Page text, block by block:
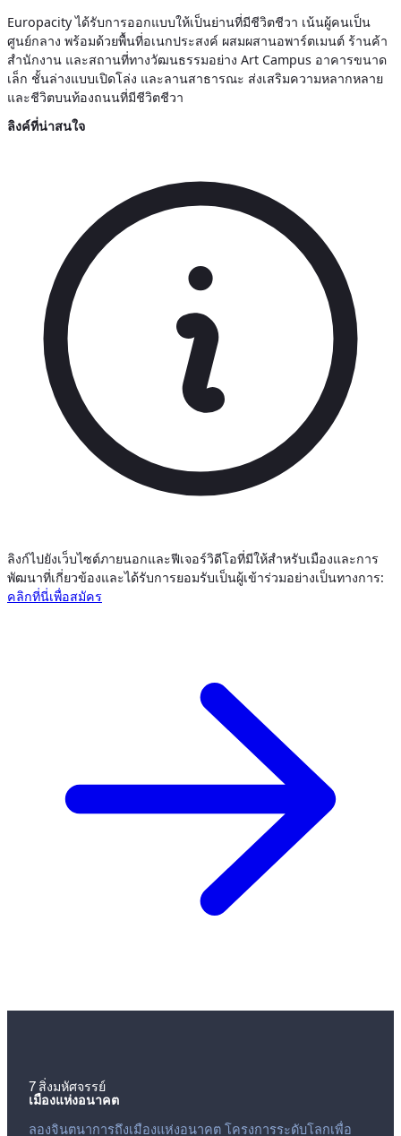
Europacity ได้รับการออกแบบให้เป็นย่านที่มีชีวิตชีวา เน้นผู้คนเป็น
ศูนย์กลาง พร้อมด้วยพื้นที่อเนกประสงค์ ผสมผสานอพาร์ตเมนต์ ร้านค้า
สำนักงาน และสถานที่ทางวัฒนธรรมอย่าง Art Campus อาคารขนาด
เล็ก ชั้นล่างแบบเปิดโล่ง และลานสาธารณะ ส่งเสริมความหลากหลาย
และชีวิตบนท้องถนนที่มีชีวิตชีวา
ลิงค์ที่น่าสนใจ
ลิงก์ไปยังเว็บไซต์ภายนอกและฟีเจอร์วิดีโอที่มีให้สำหรับเมืองและการ
พัฒนาที่เกี่ยวข้องและได้รับการยอมรับเป็นผู้เข้าร่วมอย่างเป็นทางการ:
คลิกที่นี่เพื่อสมัคร
7 สิ่งมหัศจรรย์
เมืองแห่งอนาคต
ลองจินตนาการถึงเมืองแห่งอนาคต โครงการระดับโลกเพื่อ